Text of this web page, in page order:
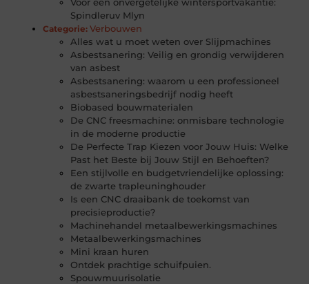
Spindleruv Mlyn
Categorie: Verbouwen
Alles wat u moet weten over Slijpmachines
Asbestsanering: Veilig en grondig verwijderen
van asbest
Asbestsanering: waarom u een professioneel
asbestsaneringsbedrijf nodig heeft
Biobased bouwmaterialen
De CNC freesmachine: onmisbare technologie
in de moderne productie
De Perfecte Trap Kiezen voor Jouw Huis: Welke
Past het Beste bij Jouw Stijl en Behoeften?
Een stijlvolle en budgetvriendelijke oplossing:
de zwarte trapleuninghouder
Is een CNC draaibank de toekomst van
precisieproductie?
Machinehandel metaalbewerkingsmachines
Metaalbewerkingsmachines
Mini kraan huren
Ontdek prachtige schuifpuien.
Spouwmuurisolatie